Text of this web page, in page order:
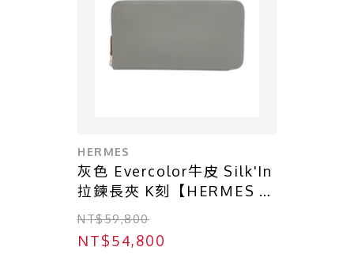
HERMES
灰色 Evercolor牛皮 Silk'In
拉鍊長夾 K刻【HERMES 愛
馬仕】
NT$59,800
NT$54,800